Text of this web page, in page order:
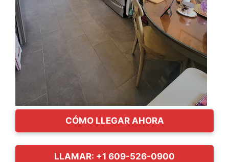
CÓMO LLEGAR AHORA
LLAMAR: +1 609-526-0900